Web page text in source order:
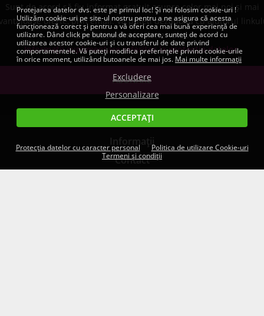
Sunt de acord să fiu informat gratuit asupra celor mai noi și mai
oferte, prin email. Vă puteți dezabona cu ajutorul
din subsolul newsletter-ului.
Informații suplimentare referitor la protecția datelor.
Informații
Contact
Protejarea datelor dvs. este pe primul loc! Și noi folosim cookie-uri !
Utilizăm cookie-uri pe site-ul nostru pentru a ne asigura că acesta
funcționează corect și pentru a vă oferi cea mai bună experiență de
utilizare. Dând click pe butonul de acceptare, sunteți de acord cu
utilizarea acestor cookie-uri și cu transferul de date privind
comportamentele. Vă puteți modifica preferințele privind cookie-urile
în orice moment, utilizând butoanele de mai jos. Mai multe informații
Excludere
Personalizare
ACCEPTAȚI
Protecția datelor cu caracter personal
Politica de utilizare Cookie-uri
Termeni și condiții